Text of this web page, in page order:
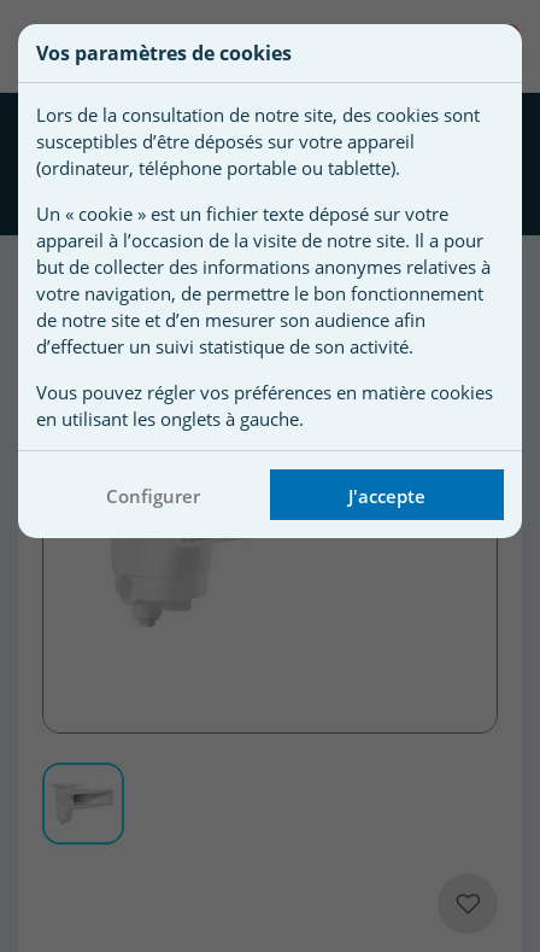
Skimmer miroir Weltico
A600 Design - piscine
Créer une nouvelle liste
une
liste
Nom de
d'envies
Vous
devez
être
connecté
pour
ajouter
des
produits
à
votre
liste
Vos paramètres de cookies
Lors de la consultation de notre site, des cookies sont
susceptibles d’être déposés sur votre appareil
(ordinateur, téléphone portable ou tablette).
Un « cookie » est un fichier texte déposé sur votre
appareil à l’occasion de la visite de notre site. Il a pour
but de collecter des informations anonymes relatives à
votre navigation, de permettre le bon fonctionnement
de notre site et d’en mesurer son audience afin
d’effectuer un suivi statistique de son activité.
Vous pouvez régler vos préférences en matière cookies
en utilisant les onglets à gauche.
Configurer J'accepte